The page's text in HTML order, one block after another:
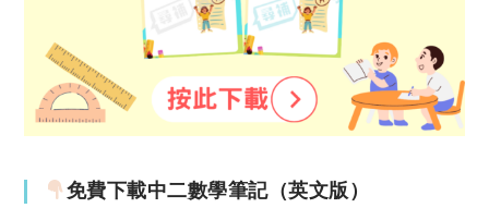
免費下載中二數學筆記（英文版）